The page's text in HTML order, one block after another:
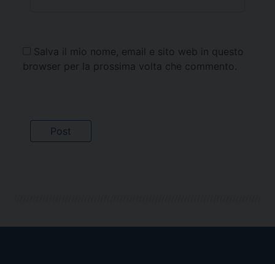
Salva il mio nome, email e sito web in questo
browser per la prossima volta che commento.